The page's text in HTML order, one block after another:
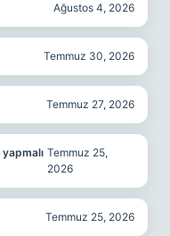
Ağustos 4, 2026
Temmuz 30, 2026
Temmuz 27, 2026
Temmuz 25,
2026
Temmuz 25, 2026